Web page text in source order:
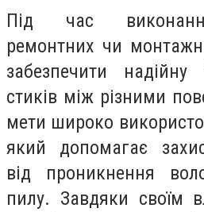
Під час
ремонтних чи
забезпечити
стиків між різними
мети широко
який допомагає
від проникнення
пилу. Завдяки своїм